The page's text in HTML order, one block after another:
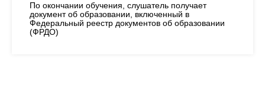
По окончании обучения, слушатель получает
документ об образовании, включенный в
Федеральный реестр документов об образовании
(ФРДО)